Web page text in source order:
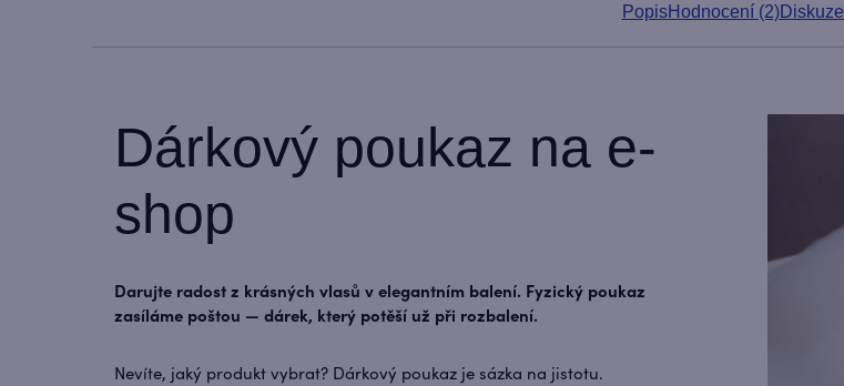
PopisHodnocení (2)
Dárkový poukaz na e-
shop
Darujte radost z krásných vlasů v elegantním balení. Fyzický poukaz
zasíláme poštou — dárek, který potěší už při rozbalení.
Nevíte, jaký produkt vybrat? Dárkový poukaz je sázka na jistotu.